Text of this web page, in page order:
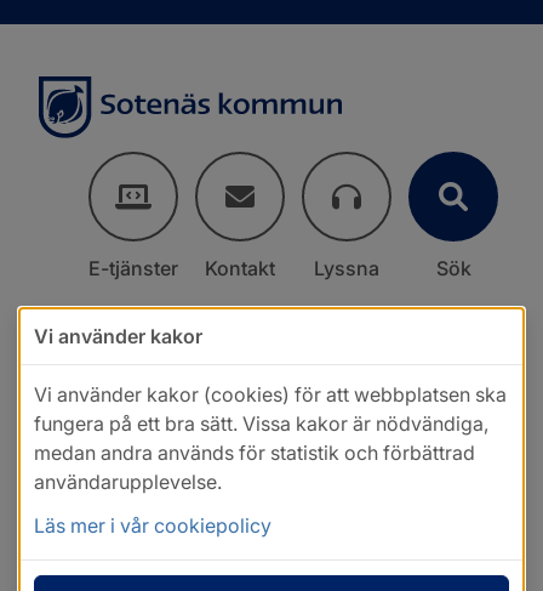
E-tjänster Kontakt Lyssna Sök
Vi använder kakor
Vi använder kakor (cookies) för att webbplatsen ska
fungera på ett bra sätt. Vissa kakor är nödvändiga,
medan andra används för statistik och förbättrad
användarupplevelse.
Läs mer i vår cookiepolicy